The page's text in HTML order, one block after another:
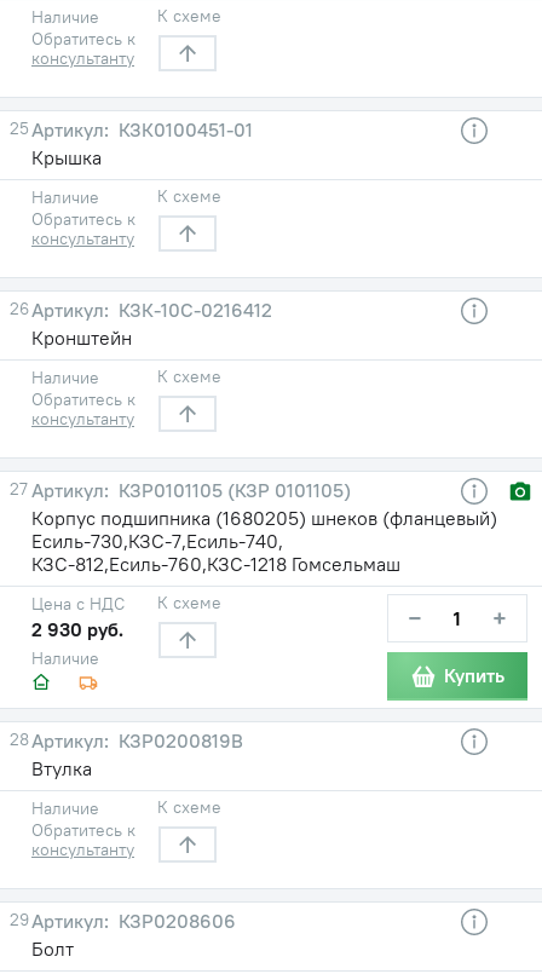
Наличие
Обратитесь к
консультанту
К схеме
25
КЗК0100451-01
Крышка
Наличие
Обратитесь к
консультанту
К схеме
26
КЗК-10С-0216412
Кронштейн
Наличие
Обратитесь к
консультанту
К схеме
27
КЗР0101105 (КЗР 0101105)
Корпус подшипника (1680205) шнеков (фланцевый)
Есиль-730,КЗС-7,Есиль-740,
КЗС-812,Есиль-760,КЗС-1218 Гомсельмаш
Наличие
Цена с НДС
2 930 руб.
К схеме − +
Купить
28
КЗР0200819В
Втулка
Наличие
Обратитесь к
консультанту
К схеме
29
КЗР0208606
Болт